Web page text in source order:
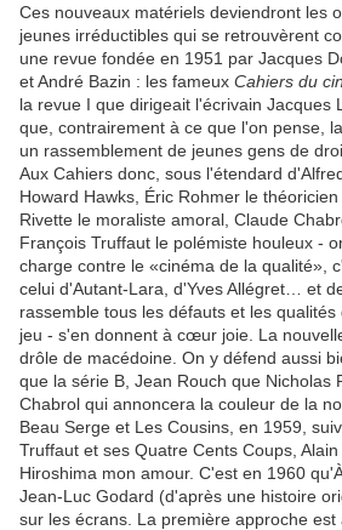
Ces nouveaux matériels deviendront les
jeunes irréductibles qui se retrouvèrent
une revue fondée en 1951 par Jacques
et André Bazin : les fameux Cahiers du
la revue I que dirigeait l'écrivain Jacques
que, contrairement à ce que l'on pense,
un rassemblement de jeunes gens de
Aux Cahiers donc, sous l'étendard
Howard Hawks, Éric Rohmer le
Rivette le moraliste amoral, Claude
François Truffaut le polémiste houleux -
charge contre le «cinéma de la qualité»,
celui d'Autant-Lara, d'Yves Allégret… et
rassemble tous les défauts et les
jeu - s'en donnent à cœur joie. La
drôle de macédoine. On y défend aussi
que la série B, Jean Rouch que Nicholas
Chabrol qui annoncera la couleur de la
Beau Serge et Les Cousins, en 1959,
Truffaut et ses Quatre Cents Coups,
Hiroshima mon amour. C'est en 1960
Jean-Luc Godard (d'après une histoire
sur les écrans. La première approche est